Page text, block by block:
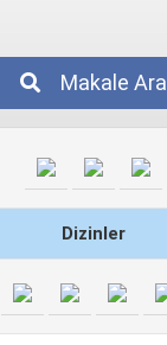
Makale Ara
Dizinler